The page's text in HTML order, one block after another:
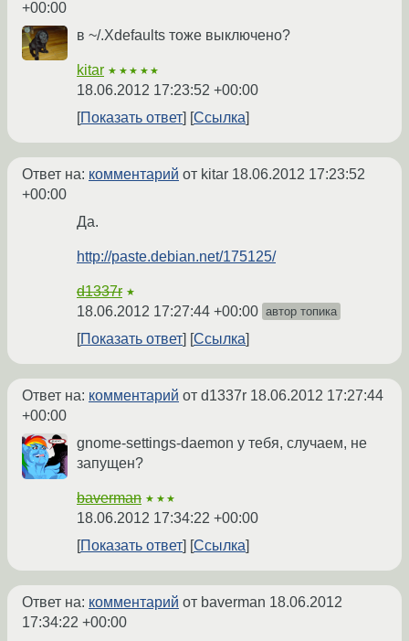
+00:00
в ~/.Xdefaults тоже выключено?
kitar ★★★★★
18.06.2012 17:23:52 +00:00
Показать ответ
Ссылка
Ответ на: комментарий от kitar 18.06.2012 17:23:52
+00:00
Да.
http://paste.debian.net/175125/
d1337r ★
18.06.2012 17:27:44 +00:00 автор топика
Показать ответ Ссылка
Ответ на: комментарий от d1337r 18.06.2012 17:27:44
+00:00
gnome-settings-daemon у тебя, случаем, не
запущен?
baverman ★★★
18.06.2012 17:34:22 +00:00
Показать ответ
Ссылка
Ответ на: комментарий от baverman 18.06.2012
17:34:22 +00:00